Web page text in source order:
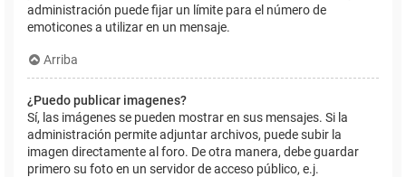
administración puede fijar un límite para el número de
emoticones a utilizar en un mensaje.
Arriba
¿Puedo publicar imagenes?
Sí, las imágenes se pueden mostrar en sus mensajes. Si la
administración permite adjuntar archivos, puede subir la
imagen directamente al foro. De otra manera, debe guardar
primero su foto en un servidor de acceso público, e.j.